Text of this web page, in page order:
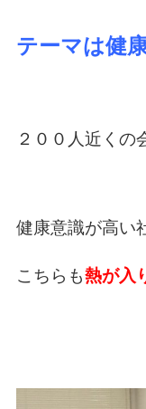
テーマは健
２００人近くの
健康意識が高い
こちらも熱が入